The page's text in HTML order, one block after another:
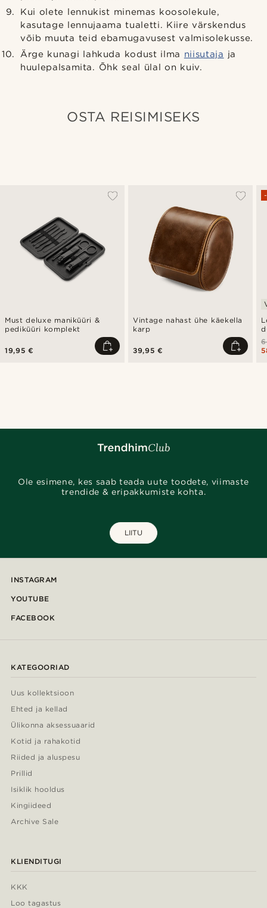
Kui olete lennukist minemas koosolekule,
kasutage lennujaama tualetti. Kiire värskendus
võib muuta teid ebamugavusest valmisolekusse.
Ärge kunagi lahkuda kodust ilma niisutaja ja
huulepalsamita. Õhk seal ülal on kuiv.
OSTA REISIMISEKS
Must deluxe maniküüri &
pediküüri komplekt
19,95 €
Vintage nahast ühe käekella
karp
39,95 €
Ole esimene, kes saab teada uute toodete, viimaste
trendide & eripakkumiste kohta.
LIITU
INSTAGRAM
YOUTUBE
FACEBOOK
KATEGOORIAD
Uus kollektsioon
Ehted ja kellad
Ülikonna aksessuaarid
Kotid ja rahakotid
Riided ja aluspesu
Prillid
Isiklik hooldus
Kingiideed
Archive Sale
KLIENDITUGI
KKK
Loo tagastus